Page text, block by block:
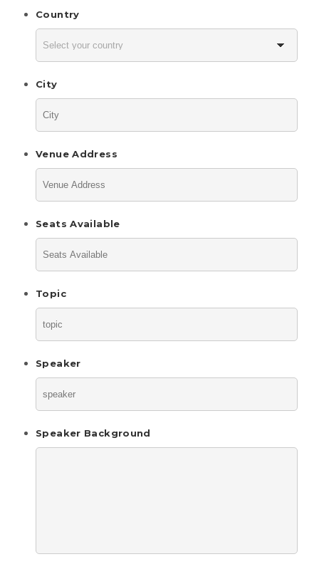
Country
City
Venue Address
Seats Available
Topic
Speaker
Speaker Background